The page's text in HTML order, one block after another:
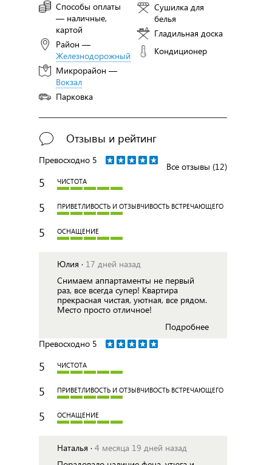
Способы оплаты
— наличные,
картой
Район —
Железнодорожный
Микрорайон —
Вокзал
Парковка
Сушилка для
белья
Гладильная доска
Кондиционер
Отзывы и рейтинг
Все отзывы (12)
Превосходно 5
5 ЧИСТОТА
5 ПРИВЕТЛИВОСТЬ И ОТЗЫВЧИВОСТЬ ВСТРЕЧАЮЩЕГО
5 ОСНАЩЕНИЕ
Юлия · 17 дней назад
Снимаем аппартаменты не первый
раз, все всегда супер! Квартира
прекрасная чистая, уютная, все рядом.
Место просто отличное!
Подробнее
Превосходно 5
5 ЧИСТОТА
5 ПРИВЕТЛИВОСТЬ И ОТЗЫВЧИВОСТЬ ВСТРЕЧАЮЩЕГО
5 ОСНАЩЕНИЕ
Наталья · 4 месяца 19 дней назад